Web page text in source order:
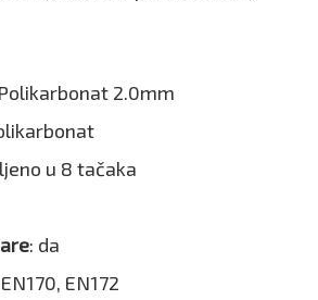
Polikarbonat 2.0mm
u 8 tačaka
: da
EN172